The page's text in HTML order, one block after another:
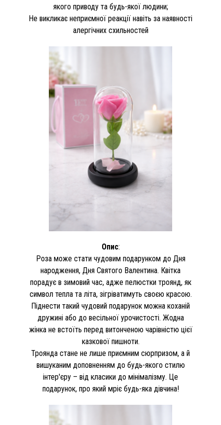
якого приводу та будь-якої людини;
Не викликає неприємної реакції навіть за наявності
алергічних схильностей
Опис:
Роза може стати чудовим подарунком до Дня
народження, Дня Святого Валентина. Квітка
порадує в зимовий час, адже пелюстки троянд, як
символ тепла та літа, зігріватимуть своєю красою.
Піднести такий чудовий подарунок можна коханій
дружині або до весільної урочистості. Жодна
жінка не встоїть перед витонченою чарівністю цієї
казкової пишноти.
Троянда стане не лише приємним сюрпризом, а й
вишуканим доповненням до будь-якого стилю
інтер'єру – від класики до мінімалізму. Це
подарунок, про який мріє будь-яка дівчина!